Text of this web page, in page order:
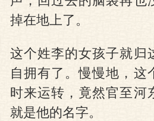
掉在地上了。
这个姓李的女孩子就归
自拥有了。慢慢地，这
时来运转，竟然官至河
就是他的名字。